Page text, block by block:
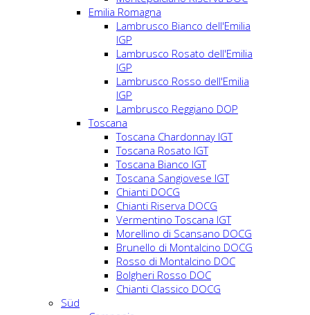
Emilia Romagna
Lambrusco Bianco dell'Emilia
IGP
Lambrusco Rosato dell'Emilia
IGP
Lambrusco Rosso dell'Emilia
IGP
Lambrusco Reggiano DOP
Toscana
Toscana Chardonnay IGT
Toscana Rosato IGT
Toscana Bianco IGT
Toscana Sangiovese IGT
Chianti DOCG
Chianti Riserva DOCG
Vermentino Toscana IGT
Morellino di Scansano DOCG
Brunello di Montalcino DOCG
Rosso di Montalcino DOC
Bolgheri Rosso DOC
Chianti Classico DOCG
Süd